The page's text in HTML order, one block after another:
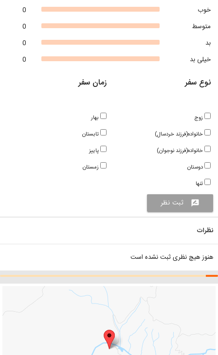
0
خوب
0
متوسط
0
بد
0
خیلی بد
زمان سفر
بهار
تابستان
پاییز
زمستان
نوع سفر
زوج
خانواده(فرزند خردسال)
خانواده(فرزند نوجوان)
دوستان
تنها
rate_review ثبت نظر
نظرات
هنوز هیچ نظری ثبت نشده است